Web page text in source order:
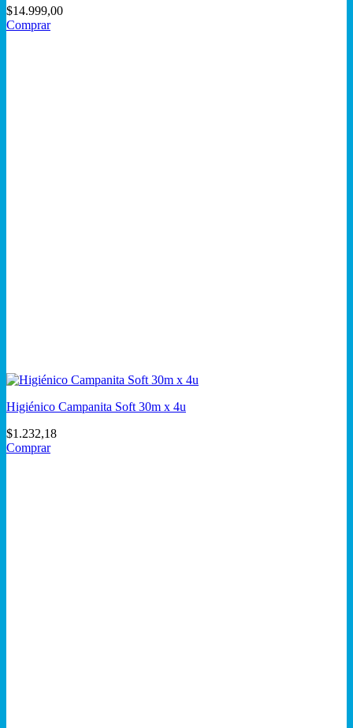
$14.999,00
Comprar
Higiénico Campanita Soft 30m x 4u
$1.232,18
Comprar